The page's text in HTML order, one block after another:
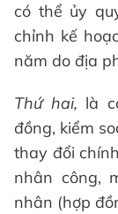
có thể ủy
chỉnh kế
năm do địa
Thứ hai, là
đồng, kiểm
thay đổi
nhân công,
nhân (hợp